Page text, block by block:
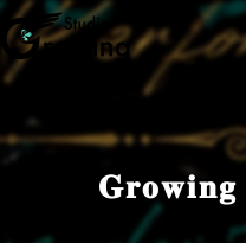
𝐆𝐫𝐨𝐰𝐢𝐧𝐠